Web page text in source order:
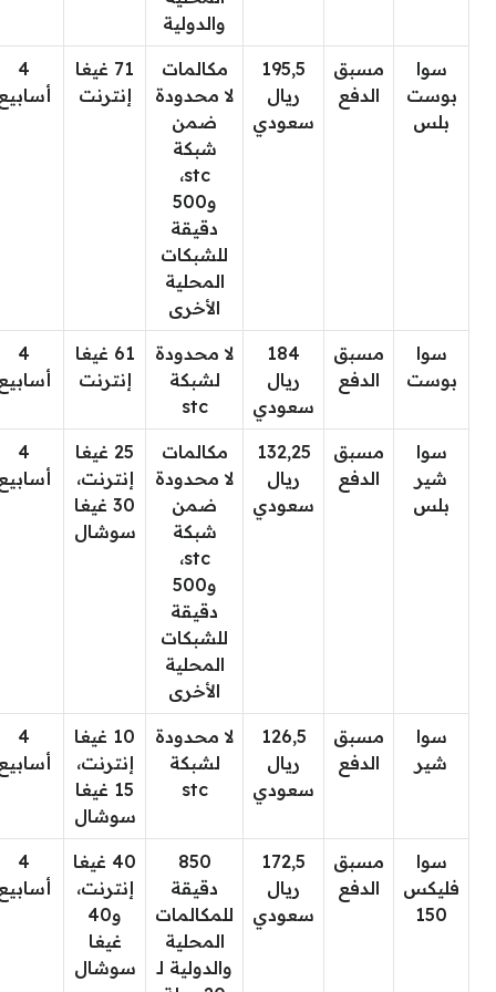
والدولية
سوا
بوست
بلس
مسبق
الدفع
195,5
ريال
سعودي
مكالمات
لا محدودة
ضمن
شبكة
stc،
و500
دقيقة
للشبكات
المحلية
الأخرى
71 غيغا
إنترنت
4
سوا
بوست
مسبق
الدفع
184
ريال
سعودي
لا محدودة
لشبكة
stc
61 غيغا
إنترنت
4
سوا
شير
بلس
مسبق
الدفع
132,25
ريال
سعودي
مكالمات
لا محدودة
ضمن
شبكة
stc،
و500
دقيقة
للشبكات
المحلية
الأخرى
25 غيغا
إنترنت،
30 غيغا
سوشال
4
سوا
شير
مسبق
الدفع
126,5
ريال
سعودي
لا محدودة
لشبكة
stc
10 غيغا
إنترنت،
15 غيغا
سوشال
4
سوا
فليكس
150
مسبق
الدفع
172,5
ريال
سعودي
850
دقيقة
للمكالمات
المحلية
والدولية لـ
40 غيغا
إنترنت،
و40
غيغا
سوشال
4